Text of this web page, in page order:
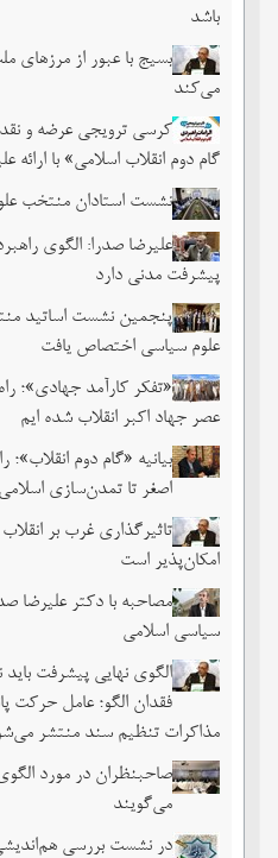
باشد
بسیج با عبور از مرزهای
می‌کند
کرسی ترویجی عرضه و نقد
گام دوم انقلاب اسلامی» با ارائه
نشست استادان منتخب
علیرضا صدرا: الگوی
پیشرفت مدنی دارد
پنجمین نشست اساتید
علوم سیاسی اختصاص یافت
«تفکر کارآمد جهادی»؛
عصر جهاد اکبر انقلاب شده ایم
بیانیه «گام دوم
اصغر تا تمدن‌سازی اسلامی
تاثیرگذاری غرب بر
امکان‌پذیر است
مصاحبه با دکتر علیرضا
سیاسی اسلامی
الگوی نهایی پیشرفت
فقدان الگو؛ عامل حرکت
مذاکرات تنظیم سند منتشر
صاحبنظران در مورد
می‌گویند
در نشست بررسی هم‌اندیشی